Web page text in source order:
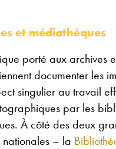
et médiathèques
porté aux archives
documenter les
singulier au travail
par les
À côté des deux
– la